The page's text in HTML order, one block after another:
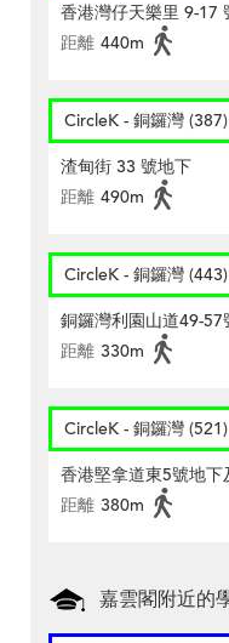
香港灣仔天樂里 9-17
距離 440m
CircleK - 銅鑼灣 (387)
渣甸街 33 號地下
距離 490m
CircleK - 銅鑼灣 (443)
銅鑼灣利園山道49-57
距離 330m
CircleK - 銅鑼灣 (521)
香港堅拿道東5號地下
距離 380m
嘉雲閣附近的